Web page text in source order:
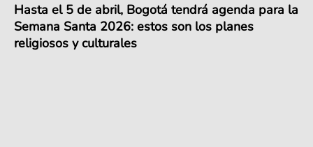
Hasta el 5 de abril, Bogotá tendrá agenda para la
Semana Santa 2026: estos son los planes
religiosos y culturales